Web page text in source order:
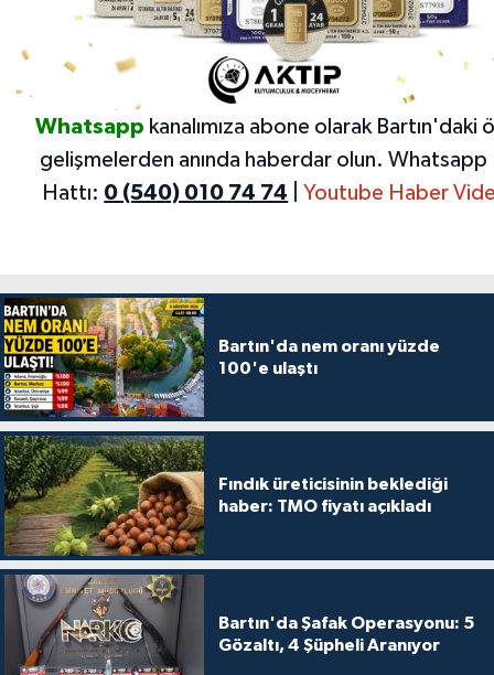
Whatsapp kanalımıza abone olarak Bartın'daki
gelişmelerden anında haberdar olun. Whatsapp
Hattı: 0 (540) 010 74 74 Youtube Haber
Bartın'da nem oranı yüzde
100'e ulaştı
Fındık üreticisinin beklediği
haber: TMO fiyatı açıkladı
Bartın'da Şafak Operasyonu: 5
Gözaltı, 4 Şüpheli Aranıyor